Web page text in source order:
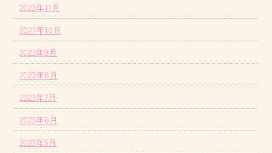
2023年11月
2023年10月
2023年9月
2023年8月
2023年7月
2023年6月
2023年5月